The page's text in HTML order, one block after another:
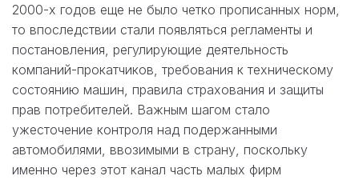
2000-х годов еще не было четко прописанных норм,
то впоследствии стали появляться регламенты и
постановления, регулирующие деятельность
компаний-прокатчиков, требования к техническому
состоянию машин, правила страхования и защиты
прав потребителей. Важным шагом стало
ужесточение контроля над подержанными
автомобилями, ввозимыми в страну, поскольку
именно через этот канал часть малых фирм